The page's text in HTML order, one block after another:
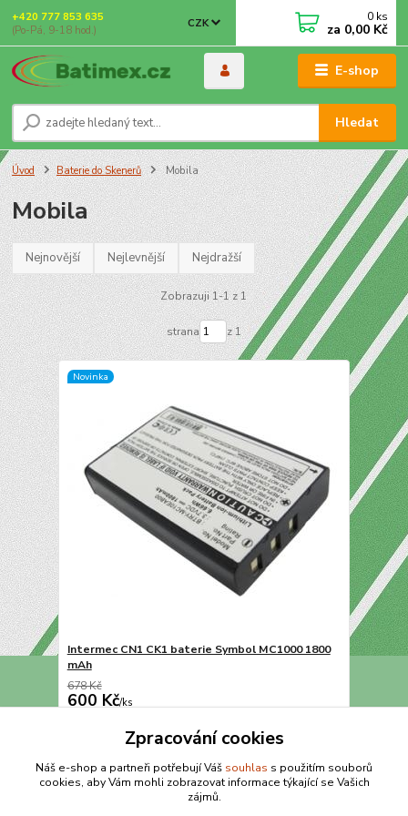
E-shop
CZK
Hledat
+420 777 853 635
(Po-Pá, 9-18 hod.)
0 ks
za 0,00 Kč
Úvod Baterie do Skenerů Mobila
Mobila
Nejnovější Nejlevnější Nejdražší
Zobrazuji 1-1 z 1
strana z 1
Novinka
Intermec CN1 CK1 baterie Symbol MC1000 1800
mAh
678 Kč
600 Kč/ks
Přidat do košíku
strana z 1
Zpracování cookies
Náš e-shop a partneři potřebují Váš souhlas s použitím souborů
cookies, aby Vám mohli zobrazovat informace týkající se Vašich
zájmů.